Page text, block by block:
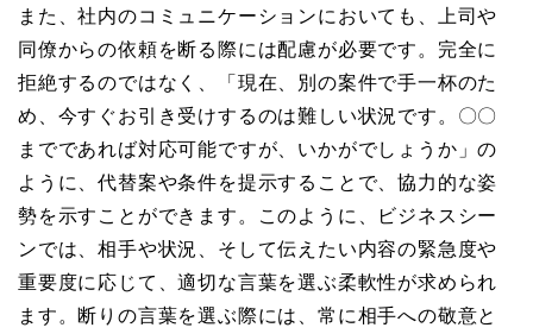
また、社内のコミュニケーションにおいても、上司や
同僚からの依頼を断る際には配慮が必要です。完全に
拒絶するのではなく、「現在、別の案件で手一杯のた
め、今すぐお引き受けするのは難しい状況です。〇〇
までであれば対応可能ですが、いかがでしょうか」の
ように、代替案や条件を提示することで、協力的な姿
勢を示すことができます。このように、ビジネスシー
ンでは、相手や状況、そして伝えたい内容の緊急度や
重要度に応じて、適切な言葉を選ぶ柔軟性が求められ
ます。断りの言葉を選ぶ際には、常に相手への敬意と